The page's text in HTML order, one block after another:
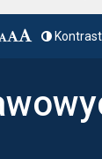
Kontrast